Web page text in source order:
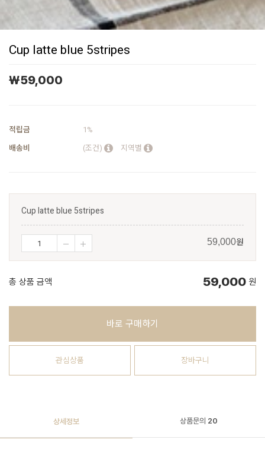
Cup latte blue 5stripes
￦59,000
적립금
1%
배송비
(조건) 지역별
Cup latte blue 5stripes
59,000원
총 상품 금액 59,000 원
바로 구매하기
관심상품 장바구니
상세정보 상품문의 20